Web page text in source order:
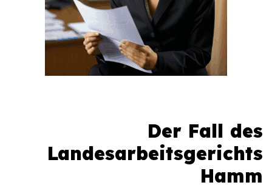
Der Fall des
Landesarbeitsgerichts
Hamm